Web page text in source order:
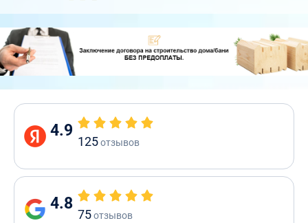
4.9
125отзывов
4.8
75отзывов